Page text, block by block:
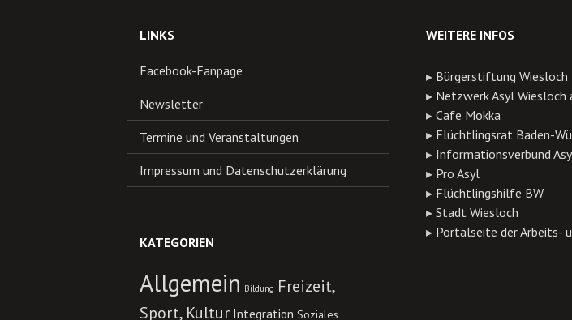
LINKS
Facebook-Fanpage
Newsletter
Termine und Veranstaltungen
Impressum und Datenschutzerklärung
KATEGORIEN
Allgemein Bildung Freizeit,
Sport, Kultur Integration Soziales
WEITERE INFOS
▸ Bürgerstiftung Wiesloch
▸ Netzwerk Asyl Wiesloch
▸Cafe Mokka
▸ Flüchtlingsrat Baden-
▸ Informationsverbund
▸ Pro Asyl
▸ Flüchtlingshilfe BW
▸Stadt Wiesloch
▸ Portalseite der Arbeits-